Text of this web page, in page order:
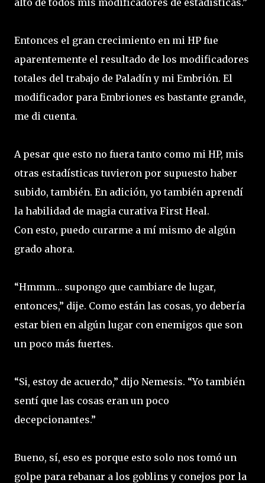
alto de todos mis modificadores de estadísticas.”
Entonces el gran crecimiento en mi HP fue
aparentemente el resultado de los modificadores
totales del trabajo de Paladín y mi Embrión. El
modificador para Embriones es bastante grande,
me di cuenta.
A pesar que esto no fuera tanto como mi HP, mis
otras estadísticas tuvieron por supuesto haber
subido, también. En adición, yo también aprendí
la habilidad de magia curativa First Heal.
Con esto, puedo curarme a mí mismo de algún
grado ahora.
“Hmmm… supongo que cambiare de lugar,
entonces,” dije. Como están las cosas, yo debería
estar bien en algún lugar con enemigos que son
un poco más fuertes.
“Si, estoy de acuerdo,” dijo Nemesis. “Yo también
sentí que las cosas eran un poco
decepcionantes.”
Bueno, sí, eso es porque esto solo nos tomó un
golpe para rebanar a los goblins y conejos por la